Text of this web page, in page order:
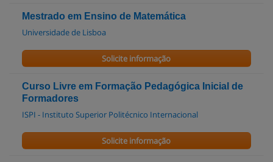
Mestrado em Ensino de Matemática
Universidade de Lisboa
Solicite informação
Curso Livre em Formação Pedagógica Inicial de
Formadores
ISPI - Instituto Superior Politécnico Internacional
Solicite informação